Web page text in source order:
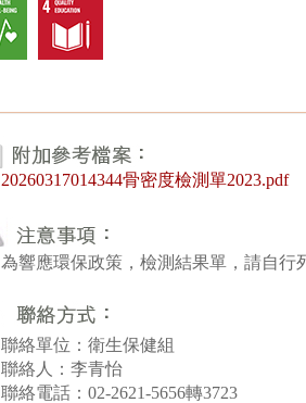
20260317014344骨密度檢測單2023.pdf
為響應環保政策，檢測結果單，請自行
聯絡單位：衛生保健組
聯絡人：李青怡
聯絡電話：02-2621-5656轉3723